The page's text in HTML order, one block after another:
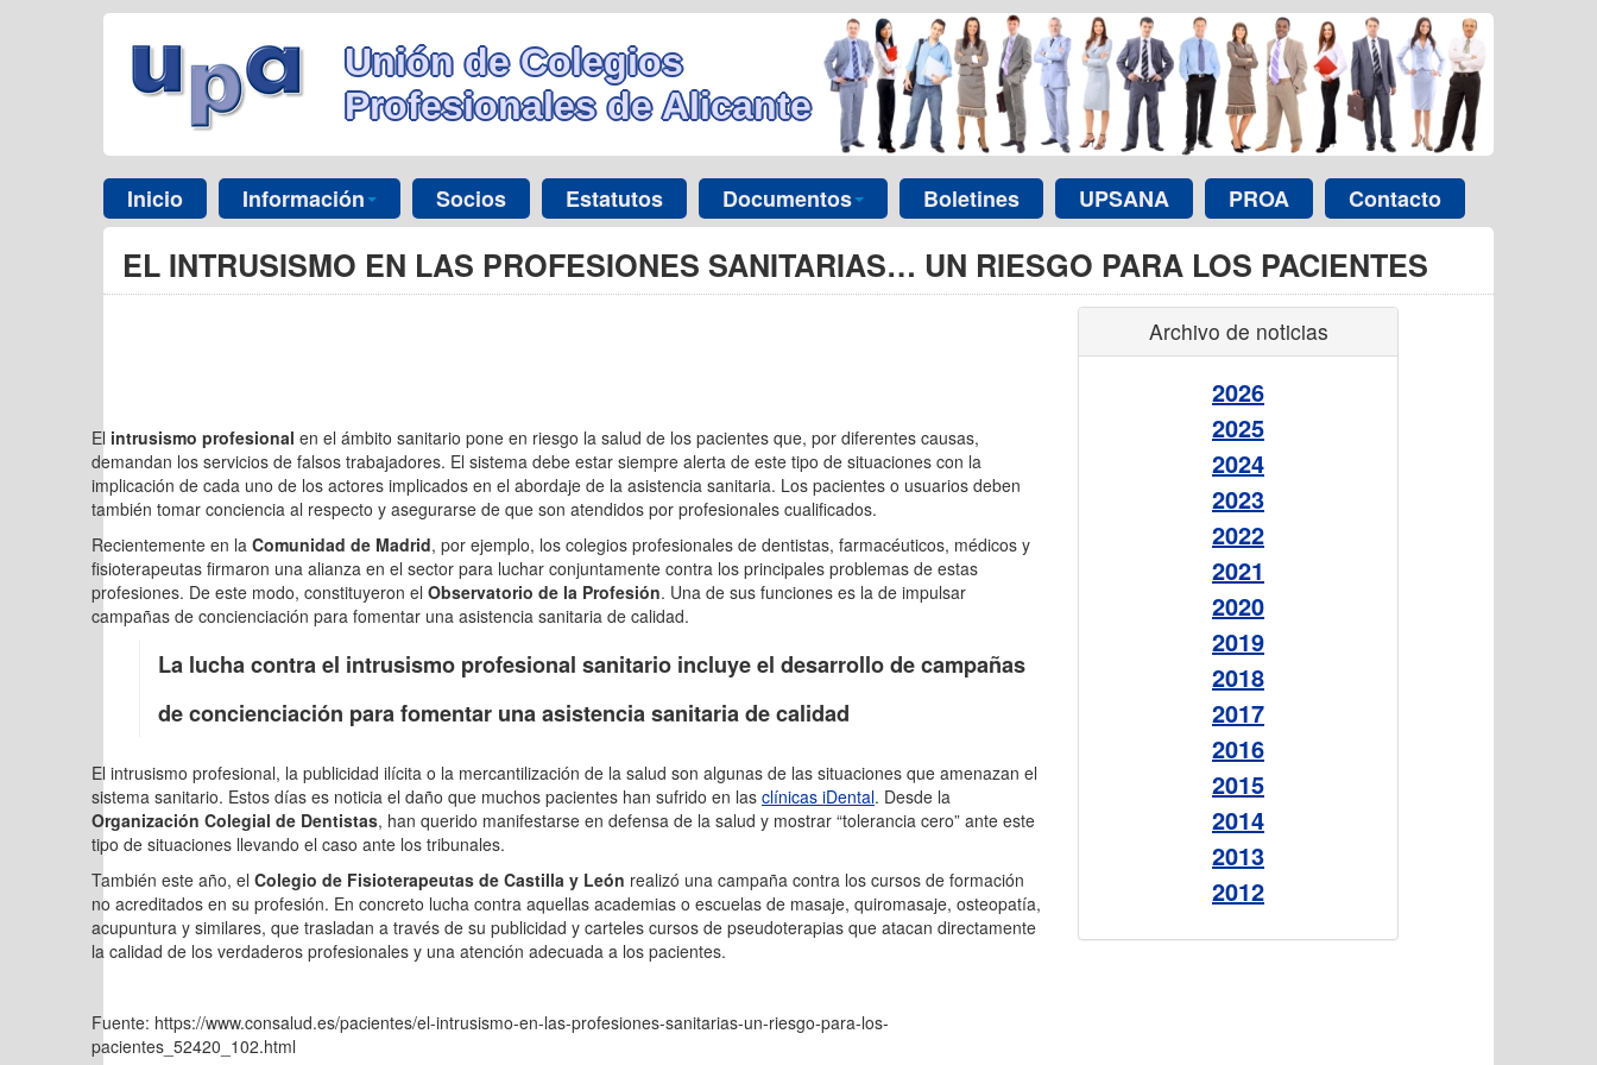
Unión de Colegios
Profesionales de Alicante
Inicio Información Socios Estatutos Documentos Boletines UPSANA PROA Contacto
EL INTRUSISMO EN LAS PROFESIONES SANITARIAS… UN RIESGO PARA LOS PACIENTES
El intrusismo profesional en el ámbito sanitario pone en riesgo la salud de los pacientes que, por diferentes causas,
demandan los servicios de falsos trabajadores. El sistema debe estar siempre alerta de este tipo de situaciones con la
implicación de cada uno de los actores implicados en el abordaje de la asistencia sanitaria. Los pacientes o usuarios deben
también tomar conciencia al respecto y asegurarse de que son atendidos por profesionales cualificados.
Recientemente en la Comunidad de Madrid, por ejemplo, los colegios profesionales de dentistas, farmacéuticos, médicos y
fisioterapeutas firmaron una alianza en el sector para luchar conjuntamente contra los principales problemas de estas
profesiones. De este modo, constituyeron el Observatorio de la Profesión. Una de sus funciones es la de impulsar
campañas de concienciación para fomentar una asistencia sanitaria de calidad.
La lucha contra el intrusismo profesional sanitario incluye el desarrollo de campañas
de concienciación para fomentar una asistencia sanitaria de calidad
El intrusismo profesional, la publicidad ilícita o la mercantilización de la salud son algunas de las situaciones que amenazan el
sistema sanitario. Estos días es noticia el daño que muchos pacientes han sufrido en las clínicas iDental. Desde la
Organización Colegial de Dentistas, han querido manifestarse en defensa de la salud y mostrar “tolerancia cero” ante este
tipo de situaciones llevando el caso ante los tribunales.
También este año, el Colegio de Fisioterapeutas de Castilla y León realizó una campaña contra los cursos de formación
no acreditados en su profesión. En concreto lucha contra aquellas academias o escuelas de masaje, quiromasaje, osteopatía,
acupuntura y similares, que trasladan a través de su publicidad y carteles cursos de pseudoterapias que atacan directamente
la calidad de los verdaderos profesionales y una atención adecuada a los pacientes.
Fuente: https://www.consalud.es/pacientes/el-intrusismo-en-las-profesiones-sanitarias-un-riesgo-para-los-
pacientes_52420_102.html
Archivo de noticias
2026
2025
2024
2023
2022
2021
2020
2019
2018
2017
2016
2015
2014
2013
2012